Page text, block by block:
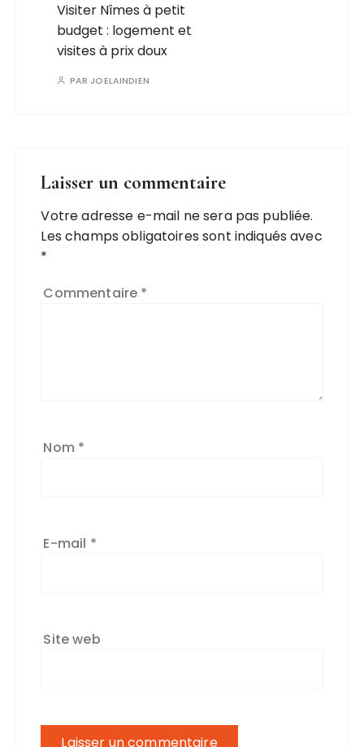
Visiter Nîmes à petit
budget : logement et
visites à prix doux
PAR JOELAINDIEN
Laisser un commentaire
Votre adresse e-mail ne sera pas publiée.
Les champs obligatoires sont indiqués avec
*
Commentaire *
Nom *
E-mail *
Site web